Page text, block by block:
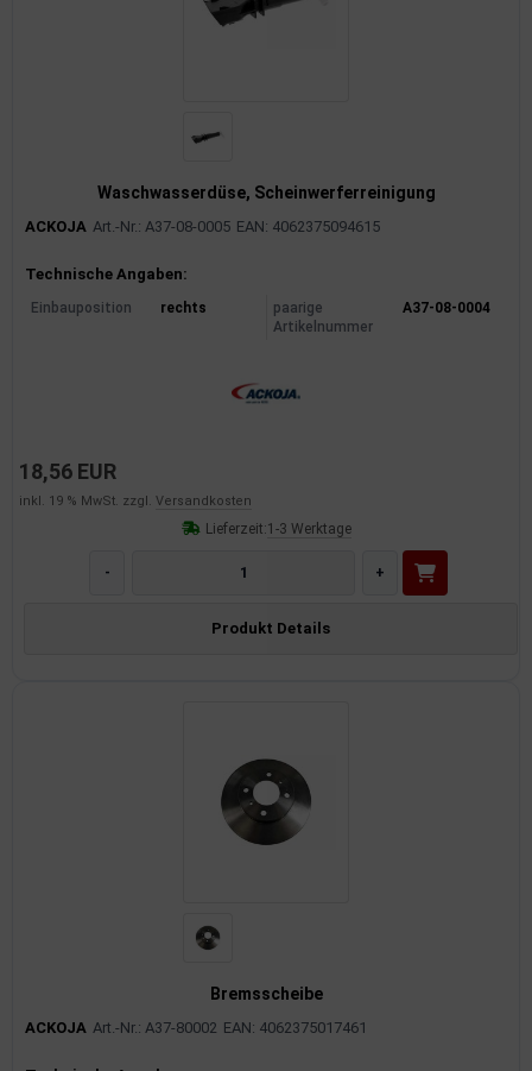
Waschwasserdüse, Scheinwerferreinigung
ACKOJA Art.-Nr.: A37-08-0005 EAN: 4062375094615
Produktinformationen
Technische Angaben:
Einbauposition rechts
paarige
Artikelnummer
A37-08-0004
18,56 EUR
inkl. 19 % MwSt. zzgl. Versandkosten
Lieferzeit:1-3 Werktage
- +
Produkt Details
Bremsscheibe
ACKOJA Art.-Nr.: A37-80002 EAN: 4062375017461